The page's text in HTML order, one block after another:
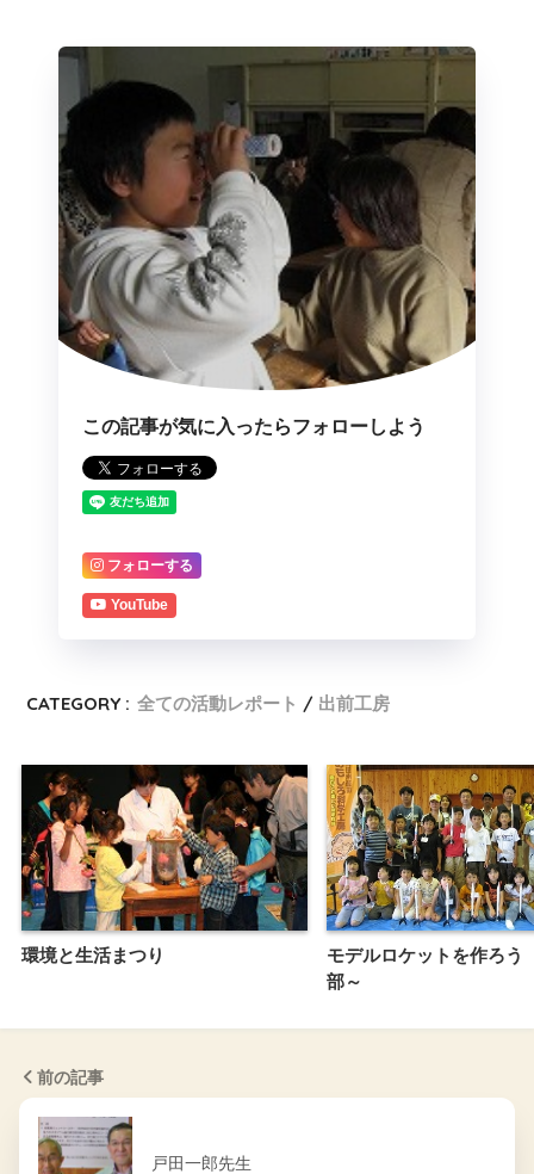
この記事が気に入ったらフォローしよう
フォローする
YouTube
CATEGORY : 全ての活動レポート 出前工房
環境と生活まつり
モデルロケットを作ろ
部～
前の記事
戸田一郎先生